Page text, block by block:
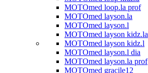
MOTOmed loop.la prof
MOTOmed layson.la
MOTOmed layson.l
MOTOmed layson kidz.la
MOTOmed layson kidz.l
MOTOmed layson.l dia
MOTOmed layson.la prof
MOTOmed gracile12